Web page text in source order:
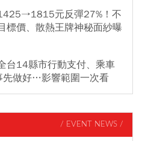
元反彈27%！不
標價、散熱王牌神秘面紗曝
台14縣市行動支付、乘車
先做好…影響範圍一次看
/ EVENT NEWS /